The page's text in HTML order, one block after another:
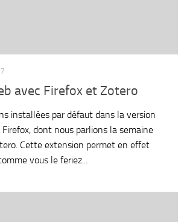
avec Firefox et Zotero
installées par défaut dans la version
Firefox, dont nous parlions la semaine
Cette extension permet en effet
vous le feriez...